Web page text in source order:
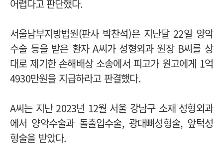
어렵다고 판단했다.
서울남부지방법원(판사 박찬석)은 지난달 22일 양악
수술 등을 받은 환자 A씨가 성형외과 원장 B씨를 상
대로 제기한 손해배상 소송에서 피고가 원고에게 1억
4930만원을 지급하라고 판결했다.
A씨는 지난 2023년 12월 서울 강남구 소재 성형외과
에서 양악수술과 돌출입수술, 광대뼈성형술, 앞턱성
형술을 받았다.